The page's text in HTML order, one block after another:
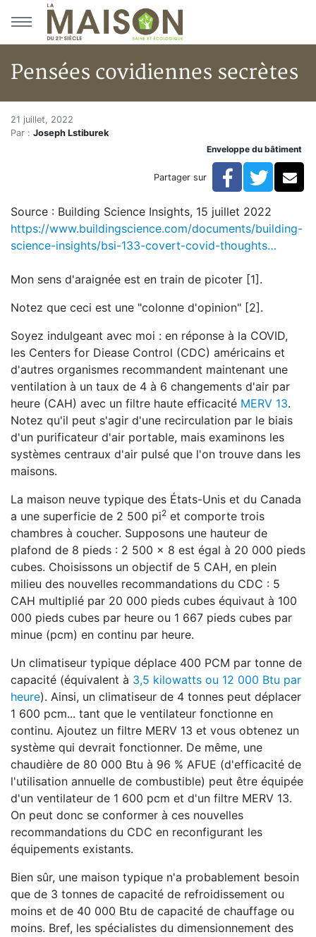
Aller au menu principal
Aller au contenu principal
Pensées covidiennes secrètes
Accueil
Articles
Pensées covidiennes secrètes
Pensées covidiennes secrètes
21 juillet, 2022
Par : Joseph Lstiburek
Enveloppe du bâtiment
Partager sur Facebook
Source : Building Science Insights, 15 juillet 2022
https://www.buildingscience.com/documents/building-
science-insights/bsi-133-covert-covid-thoughts…
Mon sens d'araignée est en train de picoter [1].
Notez que ceci est une "colonne d'opinion" [2].
Soyez indulgeant avec moi : en réponse à la COVID,
les Centers for Diease Control (CDC) américains et
d'autres organismes recommandent maintenant une
ventilation à un taux de 4 à 6 changements d'air par
heure (CAH) avec un filtre haute efficacité MERV 13.
Notez qu'il peut s'agir d'une recirculation par le biais
d'un purificateur d'air portable, mais examinons les
systèmes centraux d'air pulsé que l'on trouve dans les
maisons.
La maison neuve typique des États-Unis et du Canada
a une superficie de 2 500 pi2 et comporte trois
chambres à coucher. Supposons une hauteur de
plafond de 8 pieds : 2 500 x 8 est égal à 20 000 pieds
cubes. Choisissons un objectif de 5 CAH, en plein
milieu des nouvelles recommandations du CDC : 5
CAH multiplié par 20 000 pieds cubes équivaut à 100
000 pieds cubes par heure ou 1 667 pieds cubes par
minue (pcm) en continu par heure.
Un climatiseur typique déplace 400 PCM par tonne de
capacité (équivalent à 3,5 kilowatts ou 12 000 Btu par
heure). Ainsi, un climatiseur de 4 tonnes peut déplacer
1 600 pcm... tant que le ventilateur fonctionne en
continu. Ajoutez un filtre MERV 13 et vous obtenez un
système qui devrait fonctionner. De même, une
chaudière de 80 000 Btu à 96 % AFUE (d'efficacité de
l'utilisation annuelle de combustible) peut être équipée
d'un ventilateur de 1 600 pcm et d'un filtre MERV 13.
On peut donc se conformer à ces nouvelles
recommandations du CDC en reconfigurant les
équipements existants.
Bien sûr, une maison typique n'a probablement besoin
que de 3 tonnes de capacité de refroidissement ou
moins et de 40 000 Btu de capacité de chauffage ou
moins. Bref, les spécialistes du dimensionnement des